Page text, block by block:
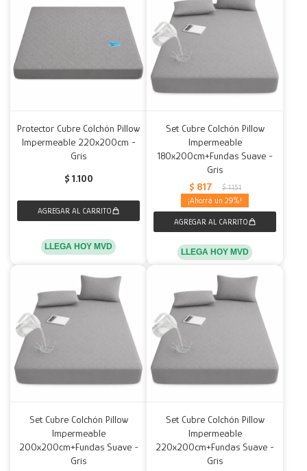
Protector Cubre Colchón Pillow
Impermeable 220x200cm -
Gris
$ 1.100
LLEGA HOY MVD
Set Cubre Colchón Pillow
Impermeable
180x200cm+Fundas Suave -
Gris
$ 817 $ 1.151
29
LLEGA HOY MVD
Set Cubre Colchón Pillow
Impermeable
200x200cm+Fundas Suave -
Gris
Set Cubre Colchón Pillow
Impermeable
220x200cm+Fundas Suave -
Gris